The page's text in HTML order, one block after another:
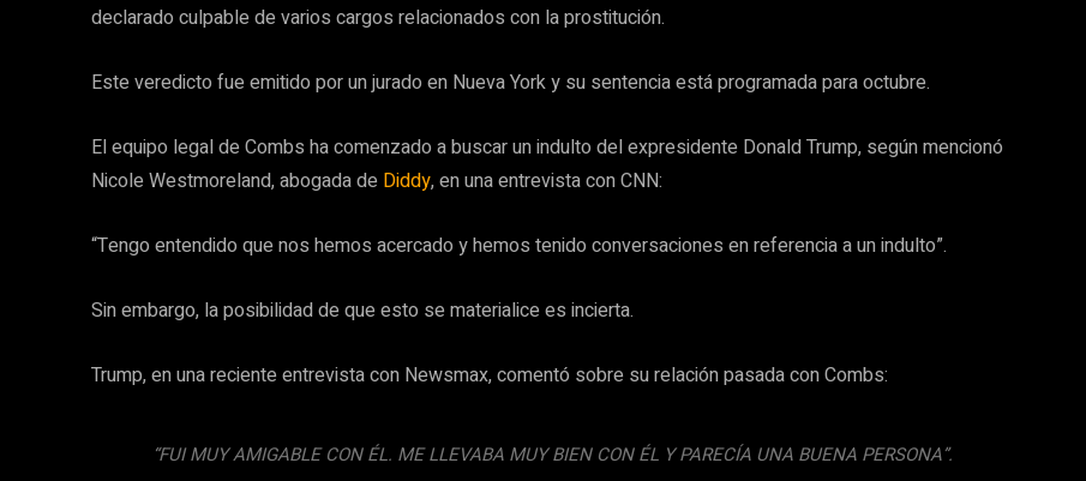
declarado culpable de varios cargos relacionados con la prostitución.
Este veredicto fue emitido por un jurado en Nueva York y su sentencia está programada para octubre.
El equipo legal de Combs ha comenzado a buscar un indulto del expresidente Donald Trump, según mencionó
Nicole Westmoreland, abogada de Diddy, en una entrevista con CNN:
“Tengo entendido que nos hemos acercado y hemos tenido conversaciones en referencia a un indulto”.
Sin embargo, la posibilidad de que esto se materialice es incierta.
Trump, en una reciente entrevista con Newsmax, comentó sobre su relación pasada con Combs:
“FUI MUY AMIGABLE CON ÉL. ME LLEVABA MUY BIEN CON ÉL Y PARECÍA UNA BUENA PERSONA”.